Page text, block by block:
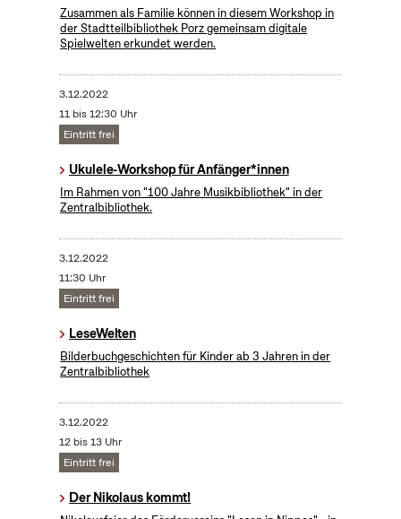
Zusammen als Familie können in diesem Workshop in
der Stadtteilbibliothek Porz gemeinsam digitale
Spielwelten erkundet werden.
3.12.2022
11 bis 12:30 Uhr
Eintritt frei
Ukulele-Workshop für Anfänger*innen
Im Rahmen von "100 Jahre Musikbibliothek" in der
Zentralbibliothek.
3.12.2022
11:30 Uhr
Eintritt frei
LeseWelten
Bilderbuchgeschichten für Kinder ab 3 Jahren in der
Zentralbibliothek
3.12.2022
12 bis 13 Uhr
Eintritt frei
Der Nikolaus kommt!